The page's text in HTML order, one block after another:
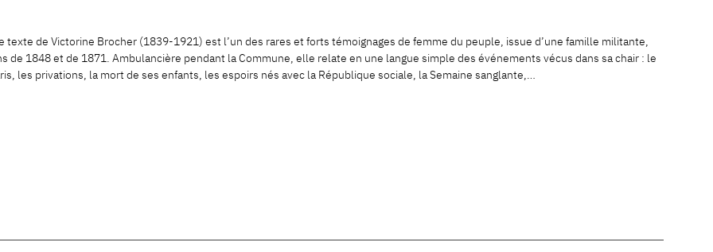
texte de Victorine Brocher (1839-1921) est l’un des rares et forts témoignages de femme du peuple, issue d’une famille militante,
de 1848 et de 1871. Ambulancière pendant la Commune, elle relate en une langue simple des événements vécus dans sa chair : le
les privations, la mort de ses enfants, les espoirs nés avec la République sociale, la Semaine sanglante,…